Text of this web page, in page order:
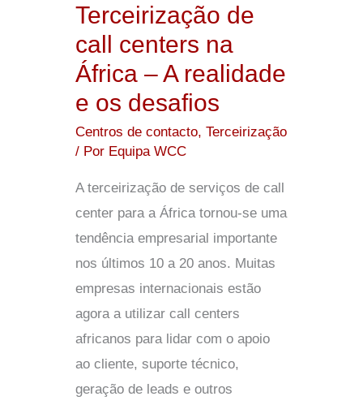
Terceirização de
call centers na
África – A realidade
e os desafios
Centros de contacto,Terceirização
/ Por Equipa WCC
A terceirização de serviços de call
center para a África tornou-se uma
tendência empresarial importante
nos últimos 10 a 20 anos. Muitas
empresas internacionais estão
agora a utilizar call centers
africanos para lidar com o apoio
ao cliente, suporte técnico,
geração de leads e outros
–
A
realidade
e
os
desafios